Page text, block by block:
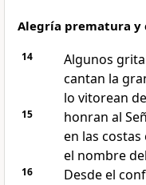
Alegría prematura y
14
Algunos
cantan la
lo vitorean
15
honran al
en las costas
el nombre
16
Desde el